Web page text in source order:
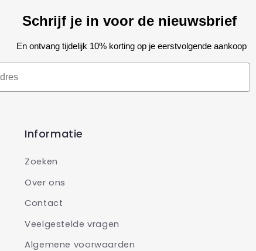
Schrijf je in voor de nieuwsbrief
En ontvang tijdelijk 10% korting op je eerstvolgende aankoop
Informatie
Zoeken
Over ons
Contact
Veelgestelde vragen
Algemene voorwaarden